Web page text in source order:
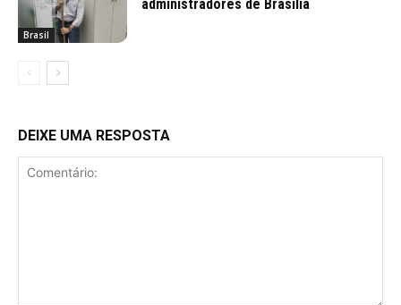
Brasil
administradores de Brasília
DEIXE UMA RESPOSTA